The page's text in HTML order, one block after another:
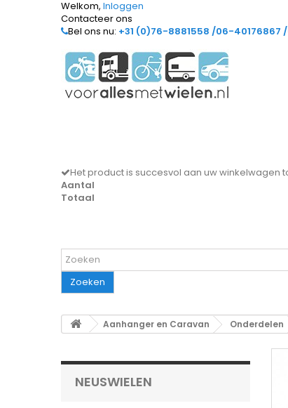
Welkom, Inloggen
Contacteer ons
Bel ons nu: +31 (0)76-8881558 /06-40176867
Het product is succesvol aan uw winkelwagen
Aantal
Totaal
Zoeken
Aanhanger en Caravan Onderdelen
NEUSWIELEN